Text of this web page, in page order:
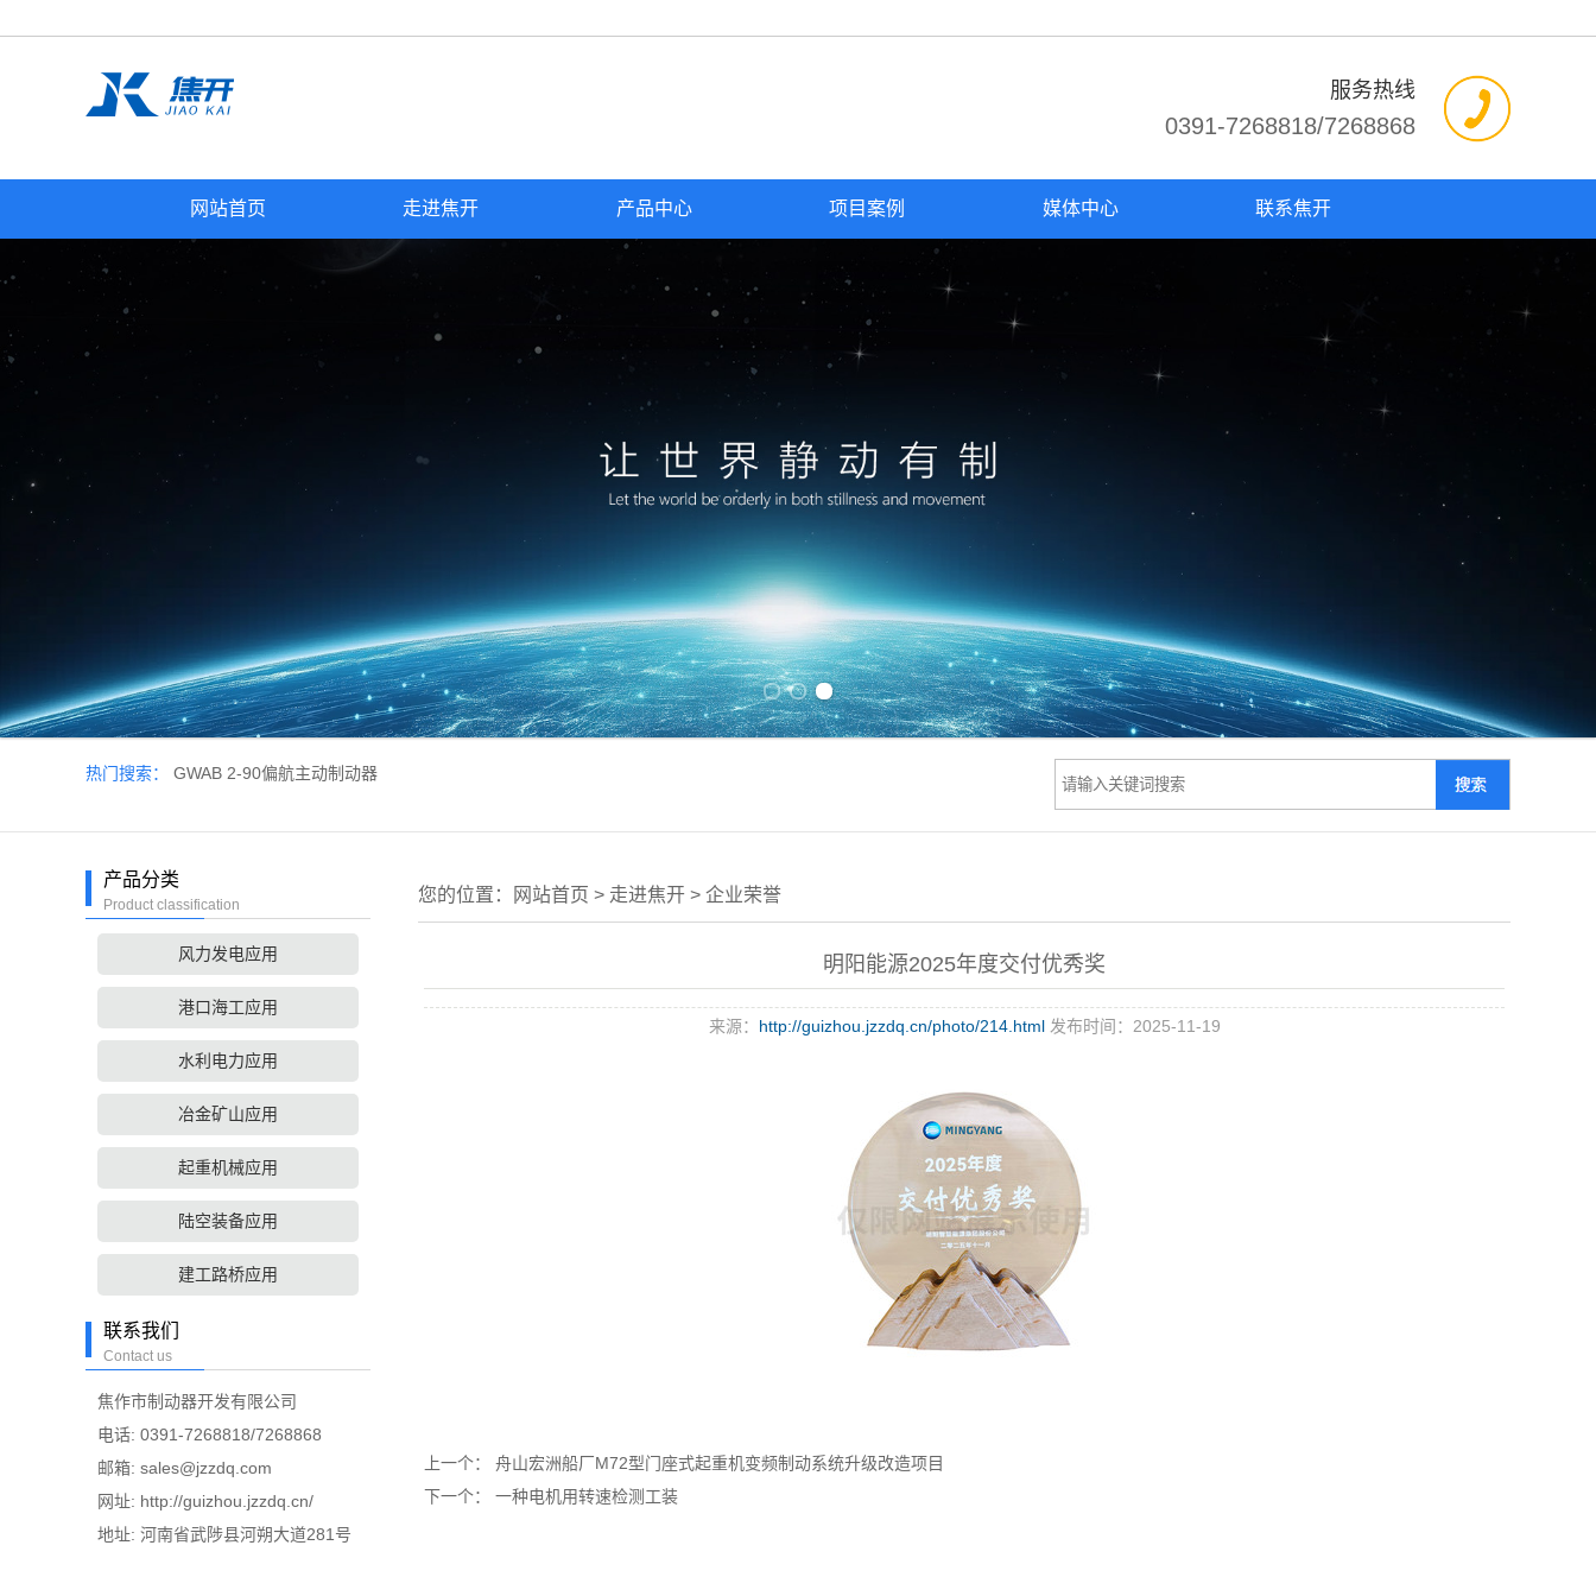
服务热线
0391-7268818/7268868
网站首页 走进焦开 产品中心 项目案例 媒体中心 联系焦开
热门搜索： GWAB 2-90偏航主动制动器
产品分类
Product classification
风力发电应用
港口海工应用
水利电力应用
冶金矿山应用
起重机械应用
陆空装备应用
建工路桥应用
联系我们
Contact us
焦作市制动器开发有限公司
电话: 0391-7268818/7268868
邮箱: sales@jzzdq.com
网址: http://guizhou.jzzdq.cn/
地址: 河南省武陟县河朔大道281号
您的位置： 网站首页 > 走进焦开 > 企业荣誉
明阳能源2025年度交付优秀奖
来源： http://guizhou.jzzdq.cn/photo/214.html发布时间：2025-11-19
上一个：
舟山宏洲船厂M72型门座式起重机变频制动系统升级改造项目
下一个：
一种电机用转速检测工装